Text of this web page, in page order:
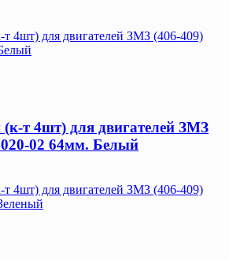
т 4шт) для двигателей ЗМЗ
02 64мм. Белый